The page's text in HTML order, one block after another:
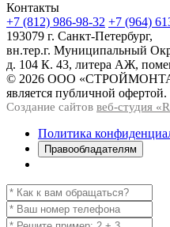
Контакты
+7 (812) 986-98-32 +7 (964)
193079 г. Санкт-Петербург,
вн.тер.г. Муниципальный
д. 104 К. 43, литера АЖ,
© 2026 ООО
является публичной офертой.
Создание сайтов веб-студия
Политика
Правообладателям